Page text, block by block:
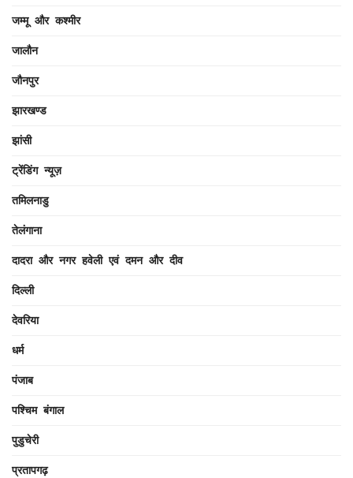
जम्मू और कश्मीर
जालौन
जौनपुर
झारखण्ड
झांसी
ट्रेंडिंग न्यूज़
तमिलनाडु
तेलंगाना
दादरा और नगर हवेली एवं दमन और दीव
दिल्ली
देवरिया
धर्म
पंजाब
पश्चिम बंगाल
पुडुचेरी
प्रतापगढ़